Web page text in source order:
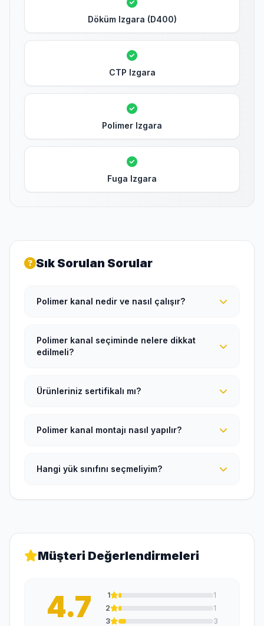
Döküm Izgara (D400)
CTP Izgara
Polimer Izgara
Fuga Izgara
Sık Sorulan Sorular
Polimer kanal nedir ve nasıl çalışır?
Polimer kanal seçiminde nelere dikkat
edilmeli?
Ürünleriniz sertifikalı mı?
Polimer kanal montajı nasıl yapılır?
Hangi yük sınıfını seçmeliyim?
Müşteri Değerlendirmeleri
4.7 1
1
2
1
3
3